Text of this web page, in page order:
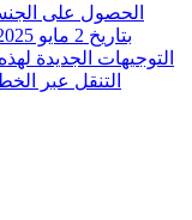
الحصول على
التوجيهات الجديدة
التنقل عبر